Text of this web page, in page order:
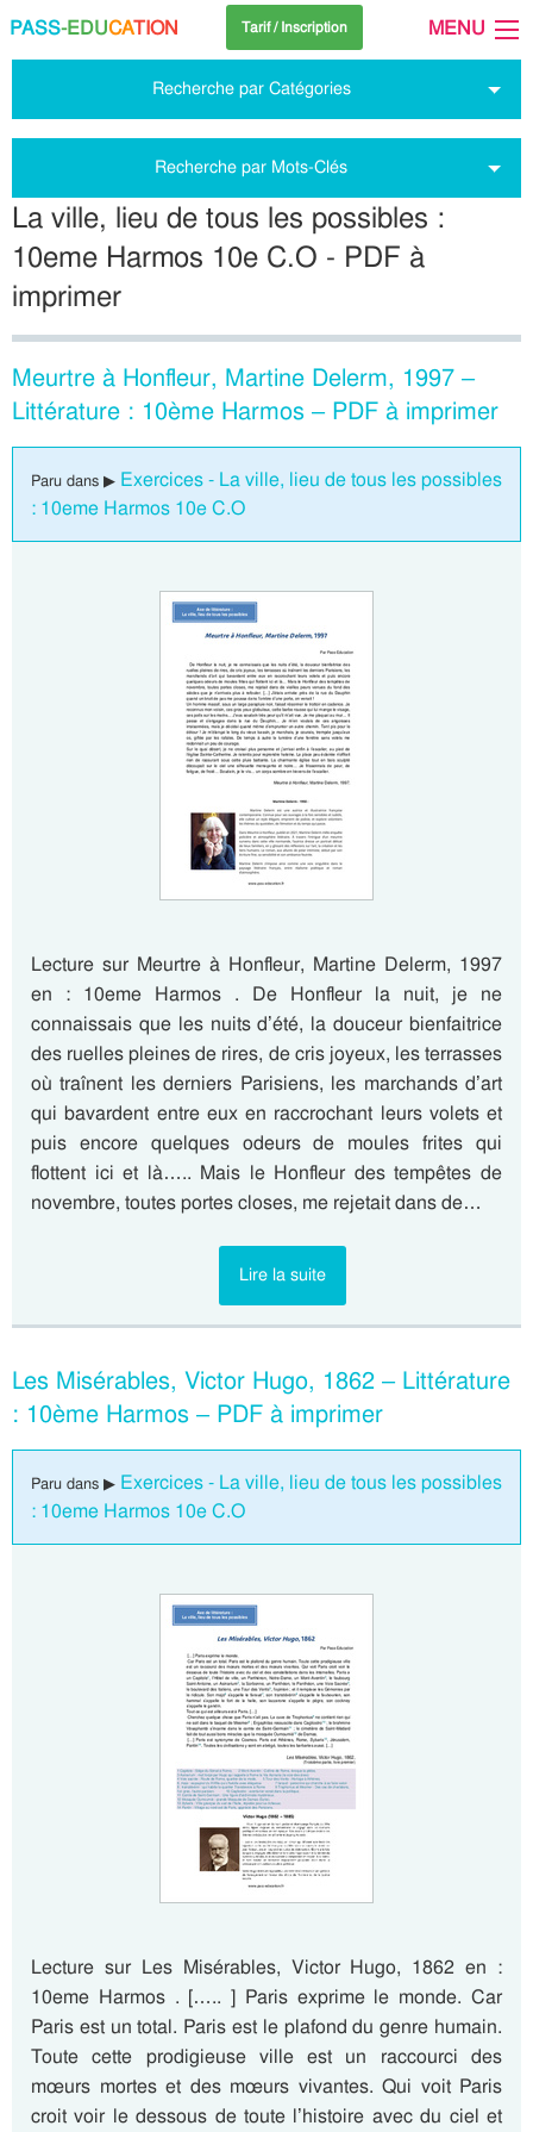
PASS-EDUCATION Tarif / Inscription MENU
Recherche par Catégories
Recherche par Mots-Clés
La ville, lieu de tous les possibles :
10eme Harmos 10e C.O - PDF à
imprimer
Meurtre à Honfleur, Martine Delerm, 1997 –
Littérature : 10ème Harmos – PDF à imprimer
Paru dans ▶ Exercices - La ville, lieu de tous les possibles
: 10eme Harmos 10e C.O
Lecture sur Meurtre à Honfleur, Martine Delerm, 1997
en : 10eme Harmos . De Honfleur la nuit, je ne
connaissais que les nuits d’été, la douceur bienfaitrice
des ruelles pleines de rires, de cris joyeux, les terrasses
où traînent les derniers Parisiens, les marchands d’art
qui bavardent entre eux en raccrochant leurs volets et
puis encore quelques odeurs de moules frites qui
flottent ici et là….. Mais le Honfleur des tempêtes de
novembre, toutes portes closes, me rejetait dans de…
Lire la suite
Les Misérables, Victor Hugo, 1862 – Littérature
: 10ème Harmos – PDF à imprimer
Paru dans ▶ Exercices - La ville, lieu de tous les possibles
: 10eme Harmos 10e C.O
Lecture sur Les Misérables, Victor Hugo, 1862 en :
10eme Harmos . [….. ] Paris exprime le monde. Car
Paris est un total. Paris est le plafond du genre humain.
Toute cette prodigieuse ville est un raccourci des
mœurs mortes et des mœurs vivantes. Qui voit Paris
croit voir le dessous de toute l’histoire avec du ciel et